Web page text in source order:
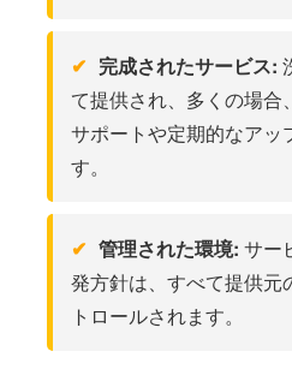
完成されたサービス:
て提供され、多くの場合
サポートや定期的なアッ
す。
管理された環境: サー
発方針は、すべて提供元
トロールされます。